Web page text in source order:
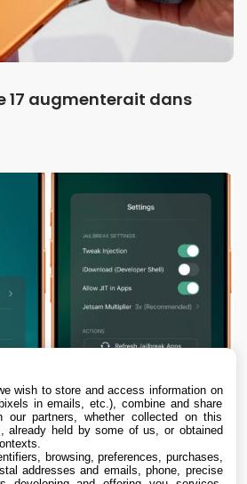
17 augmenterait dans
wish to store and access information on
in emails, etc.), combine and share
our partners, whether collected on this
already held by some of us, or obtained
browsing, preferences, purchases,
addresses and emails, phone, precise